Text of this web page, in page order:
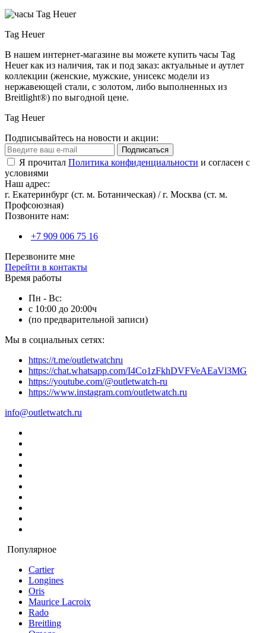
Tag Heuer
В нашем интернет-магазине вы можете купить часы Tag
Heuer как из наличия, так и под заказ: актуальные и аутлет
коллекции (женские, мужские, унисекс модели из
нержавеющей стали, с золотом, либо выполненных из
Breitlight®) по выгодной цене.
Tag Heuer
Подписывайтесь на новости и акции:
Подписаться
Я прочитал Политика конфиденциальности и согласен с
условиями
Наш адрес:
г. Екатеринбург (ст. м. Ботаническая) / г. Москва (ст. м.
Профсоюзная)
Позвоните нам:
+7 909 006 75 16
Перезвоните мне
Перейти в контакты
Время работы
Пн - Вс:
с 10:00 до 20:00ч
(по предварительной записи)
Мы в социальных сетях:
https://t.me/outletwatchru
https://chat.whatsapp.com/I4Co1zFkhDVFVeAEaVl3MG
https://youtube.com/@outletwatch-ru
https://www.instagram.com/outletwatch.ru
info@outletwatch.ru
Популярное
Cartier
Longines
Oris
Maurice Lacroix
Rado
Breitling